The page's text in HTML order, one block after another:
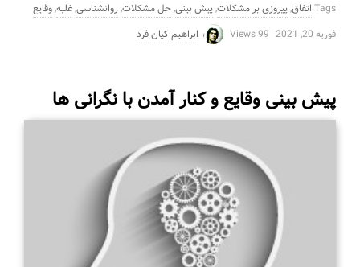
Tags اتفاق,پیروزی بر مشکلات,پیش بینی,حل مشکلات,روانشناسی,غلبه,وقایع
فوریه 20, 2021
99 Views ابراهیم کیان فرد
پیش بینی وقایع و کنار آمدن با نگرانی ها